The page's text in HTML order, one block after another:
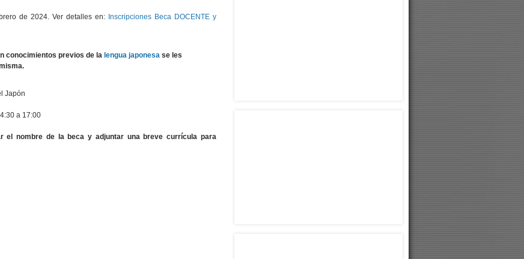
de 2024. Ver detalles en: Inscripciones Beca DOCENTE y
conocimientos previos de la lengua japonesa se les
Japón
a 17:00
el nombre de la beca y adjuntar una breve currícula para